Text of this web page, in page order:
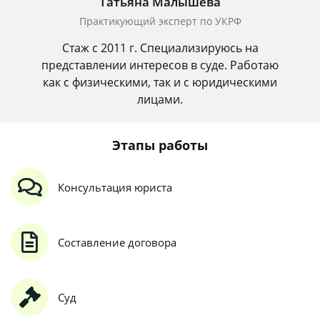
Практикующий эксперт по УКРФ
Стаж с 2011 г. Специализируюсь на
представлении интересов в суде. Работаю
как с физическими, так и с юридическими
лицами.
Этапы работы
Консультация юриста
Составление договора
Суд